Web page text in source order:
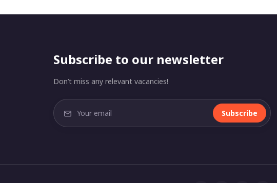
Subscribe to our newsletter
Don’t miss any relevant vacancies!
Subscribe